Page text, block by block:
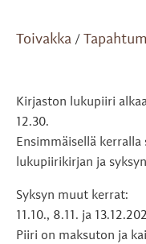
Toivakka /
Kirjaston lukupiiri
12.30.
Ensimmäisellä
lukupiirikirjan ja
Syksyn muut kerrat:
11.10., 8.11. ja
Piiri on maksuton ja